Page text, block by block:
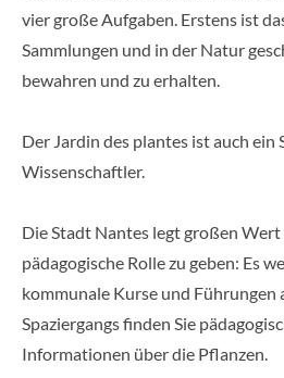
vier große Aufgaben. Erstens ist
Sammlungen und in der Natur
bewahren und zu erhalten.
Der Jardin des plantes ist auch ein
Wissenschaftler.
Die Stadt Nantes legt großen
pädagogische Rolle zu geben: Es
kommunale Kurse und Führungen
Spaziergangs finden Sie
Informationen über die Pflanzen.